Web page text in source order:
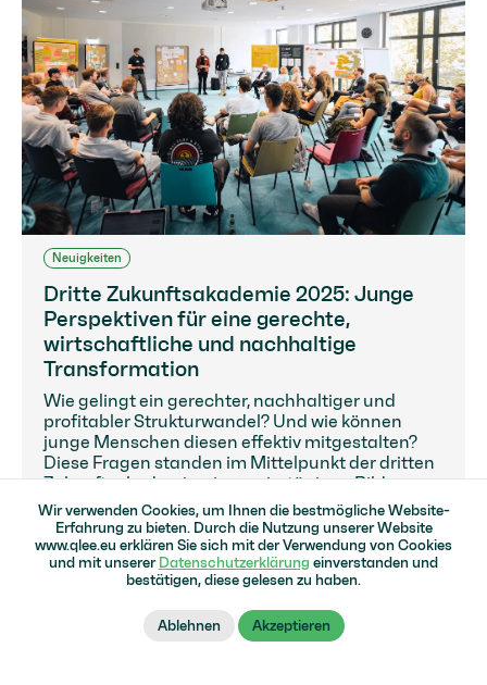
Neuigkeiten
Dritte Zukunftsakademie 2025: Junge
Perspektiven für eine gerechte,
wirtschaftliche und nachhaltige
Transformation
Wie gelingt ein gerechter, nachhaltiger und
profitabler Strukturwandel? Und wie können
junge Menschen diesen effektiv mitgestalten?
Diese Fragen standen im Mittelpunkt der dritten
Zukunftsakademie, einem viertägigen Bildungs-
und Beteiligungsformat, das knapp 30 junge
Menschen im Alter von 18 bis 28 Jahren in die
Lausitz führte.
Wir verwenden Cookies, um Ihnen die bestmögliche Website-
Erfahrung zu bieten. Durch die Nutzung unserer Website
www.qlee.eu erklären Sie sich mit der Verwendung von Cookies
und mit unsererDatenschutzerklärung einverstanden und
bestätigen, diese gelesen zu haben.
Ablehnen Akzeptieren